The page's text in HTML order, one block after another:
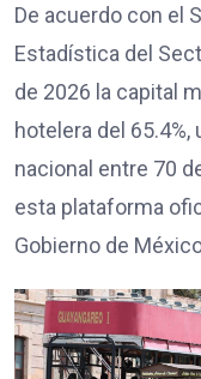
De acuerdo con el
Estadística del
de 2026 la capital
hotelera del
nacional entre 70
esta plataforma
Gobierno de